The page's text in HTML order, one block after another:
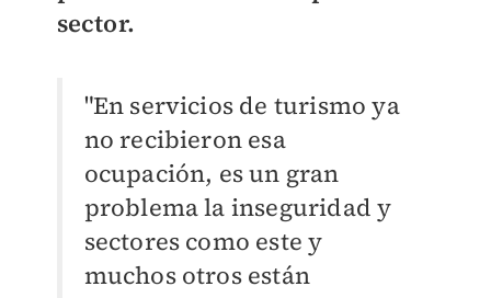
sector.
"En servicios de turismo ya
no recibieron esa
ocupación, es un gran
problema la inseguridad y
sectores como este y
muchos otros están